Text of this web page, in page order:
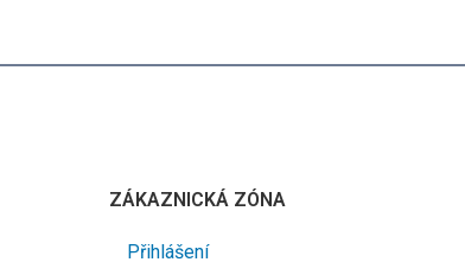
ZÁKAZNICKÁ ZÓNA
Přihlášení